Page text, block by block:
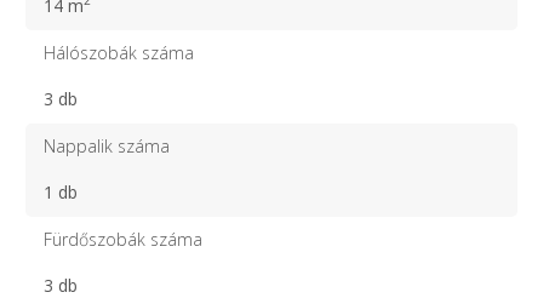
14 m
Hálószobák száma
3 db
Nappalik száma
1 db
Fürdőszobák száma
3 db